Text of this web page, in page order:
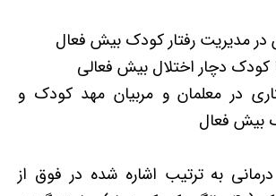
در مدیریت رفتار کودک بیش فعال
کودک دچار اختلال بیش فعالی
در معلمان و مربیان مهد کودک و
بیش فعال
درمانی به ترتیب اشاره شده در فوق از